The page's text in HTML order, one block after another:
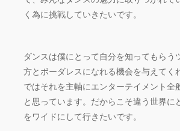
く為に挑戦していきたいです。
ダンスは僕にとって自分を知ってもら
方とボーダレスになれる機会を与えて
ではそれを主軸にエンターテイメント
と思っています。だからこそ違う世界
をワイドにして行きたいです。